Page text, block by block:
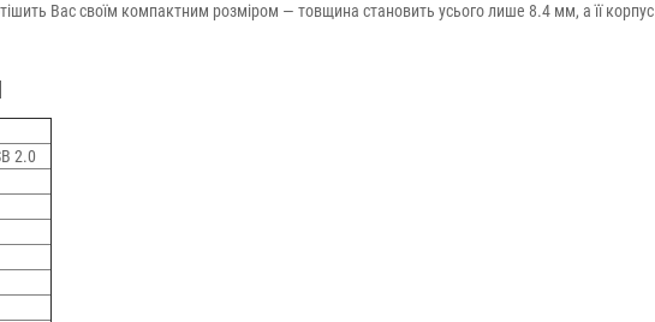
Вас своїм компактним розміром — товщина становить усього лише 8.4 мм, а її корпус
2.0